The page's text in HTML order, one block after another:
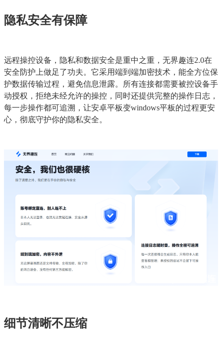
隐私安全有保障
远程操控设备，隐私和数据安全是重中之重，无界趣连2.0在
安全防护上做足了功夫。它采用端到端加密技术，能全方位保
护数据传输过程，避免信息泄露。所有连接都需要被控设备手
动授权，拒绝未经允许的操控，同时还提供完整的操作日志，
每一步操作都可追溯，让安卓平板变windows平板的过程更安
心，彻底守护你的隐私安全。
细节清晰不压缩